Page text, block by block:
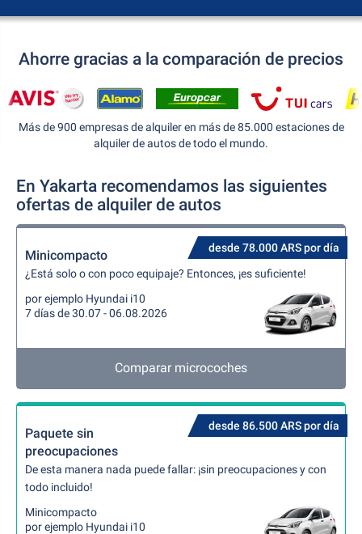
Ahorre gracias a la comparación de precios
Más de 900 empresas de alquiler en más de 85.000 estaciones de
alquiler de autos de todo el mundo.
En Yakarta recomendamos las siguientes
ofertas de alquiler de autos
desde 78.000 ARS por día
Minicompacto
¿Está solo o con poco equipaje? Entonces, ¡es suficiente!
por ejemplo Hyundai i10
7 días de 30.07 - 06.08.2026
Comparar microcoches
desde 86.500 ARS por día
Paquete sin
preocupaciones
De esta manera nada puede fallar: ¡sin preocupaciones y con
todo incluido!
Minicompacto
por ejemplo Hyundai i10